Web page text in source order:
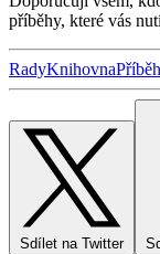
příběhy, které vás
RadyKnihovnaPříběh
Sdílet na Twitter